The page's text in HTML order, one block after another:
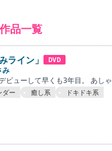
品一覧
ライン」 DVD
み
ビューして早くも3年目。 あし
ダー 癒し系 ドキドキ系